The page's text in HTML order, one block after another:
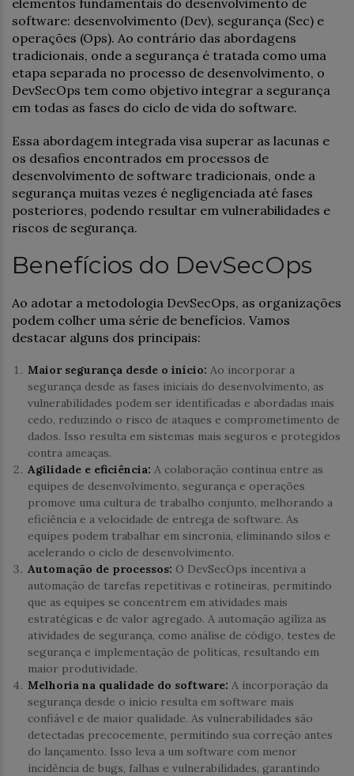
software: desenvolvimento (Dev), segurança (Sec) e
operações (Ops). Ao contrário das abordagens
tradicionais, onde a segurança é tratada como uma
etapa separada no processo de desenvolvimento, o
DevSecOps tem como objetivo integrar a segurança
em todas as fases do ciclo de vida do software.
Essa abordagem integrada visa superar as lacunas e
os desafios encontrados em processos de
desenvolvimento de software tradicionais, onde a
segurança muitas vezes é negligenciada até fases
posteriores, podendo resultar em vulnerabilidades e
riscos de segurança.
Benefícios do DevSecOps
Ao adotar a metodologia DevSecOps, as organizações
podem colher uma série de benefícios. Vamos
destacar alguns dos principais:
Maior segurança desde o início: Ao incorporar a
segurança desde as fases iniciais do desenvolvimento, as
vulnerabilidades podem ser identificadas e abordadas mais
cedo, reduzindo o risco de ataques e comprometimento de
dados. Isso resulta em sistemas mais seguros e protegidos
contra ameaças.
Agilidade e eficiência: A colaboração contínua entre as
equipes de desenvolvimento, segurança e operações
promove uma cultura de trabalho conjunto, melhorando a
eficiência e a velocidade de entrega de software. As
equipes podem trabalhar em sincronia, eliminando silos e
acelerando o ciclo de desenvolvimento.
Automação de processos: O DevSecOps incentiva a
automação de tarefas repetitivas e rotineiras, permitindo
que as equipes se concentrem em atividades mais
estratégicas e de valor agregado. A automação agiliza as
atividades de segurança, como análise de código, testes de
segurança e implementação de políticas, resultando em
maior produtividade.
Melhoria na qualidade do software: A incorporação da
segurança desde o início resulta em software mais
confiável e de maior qualidade. As vulnerabilidades são
detectadas precocemente, permitindo sua correção antes
do lançamento. Isso leva a um software com menor
incidência de bugs, falhas e vulnerabilidades, garantindo